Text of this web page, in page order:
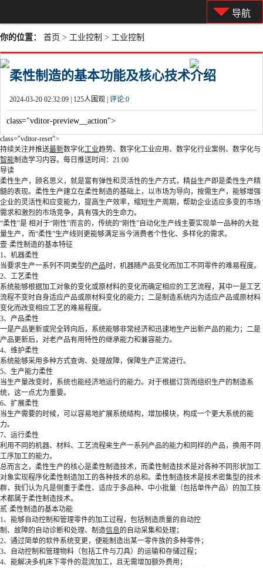
导航
你的位置： 首页 > 工业控制 > 工业控制
柔性制造的基本功能及核心技术介绍
2024-03-20 02:32:09 | 125人围观 | 评论:0
class="vditor-preview__action">
class="vditor-reset">
持续关注并推送最新数字化工业趋势、数字化工业应用、数字化行业案例、数字化与
智能制造学习内容。每日推送时间：21:00
导读
柔性生产，顾名思义，就是富有弹性和灵活性的生产方式，精益生产即是柔性生产精
髓的表现。柔性生产建立在柔性制造的基础上，以市场为导向，按需生产，能够增强
企业的灵活性和应变能力，提高生产效率，缩短生产周期，帮助企业适应多变的市场
需求和激烈的市场竞争，具有强大的生命力。
“柔性”是 相对于“刚性”而言的，传统的“刚性”自动化生产线主要实现单一品种的大批
量生产，而“柔性”生产线则更能够满足当今消费者个性化、多样化的需求。
壹·柔性制造的基本特征
1、机器柔性
当要求生产一系列不同类型的产品时，机器随产品变化而加工不同零件的难易程度。
2、工艺柔性
系统能够根据加工对象的变化或原材料的变化而确定相应的工艺流程，其中一是工艺
流程不变时自身适应产品或原材料变化的能力；二是制造系统内为适应产品或原材料
变化而改变相应工艺的难易程度。
3、产品柔性
一是产品更新或完全转向后，系统能够非常经济和迅速地生产出新产品的能力；二是
产品更新后，对老产品有用特性的继承能力和兼容能力。
4、维护柔性
系统能够采用多种方式查询、处理故障，保障生产正常进行。
5、生产能力柔性
当生产量改变时，系统也能经济地运行的能力。对于根据订货而组织生产的制造系
统，这一点尤为重要。
6、扩展柔性
当生产需要的时候，可以容易地扩展系统结构，增加模块，构成一个更大系统的能
力。
7、运行柔性
利用不同的机器、材料、工艺流程来生产一系列产品的能力和同样的产品，换用不同
工序加工的能力。
总而言之，柔性生产的核心是柔性制造技术，而柔性制造技术是对各种不同形状加工
对象实现程序化柔性制造加工的各种技术的总和。柔性制造技术是技术密集型的技术
群，我们认为凡是侧重于柔性、适应于多品种、中小批量（包括单件产品）的加工技
术都属于柔性制造技术。
贰·柔性制造的基本功能
1、能够自动控制和管理零件的加工过程，包括制造质量的自动控
制、故障的自动诊断和处理、制造信息的自动采集和处理；
2、通过简单的软件系统变更，便能制造出某一零件族的多种零件；
3、自动控制和管理物料（包括工件与刀具）的运输和存储过程；
4、能解决多机床下零件的混流加工，且无需增加额外费用；